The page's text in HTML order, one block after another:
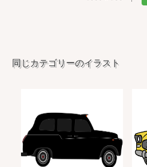
同じカテゴリーのイラスト